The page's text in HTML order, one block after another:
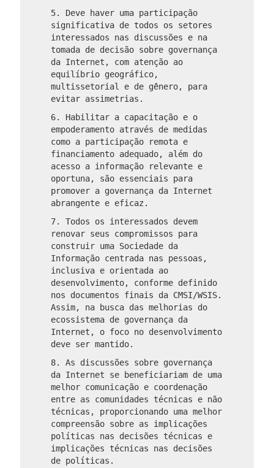
5. Deve haver uma participação
significativa de todos os setores
interessados ​​nas discussões e na
tomada de decisão sobre governança
da Internet, com atenção ao
equilíbrio geográfico,
multissetorial e de gênero, para
evitar assimetrias.
6. Habilitar a capacitação e o
empoderamento através de medidas
como a participação remota e
financiamento adequado, além do
acesso a informação relevante e
oportuna, são essenciais para
promover a governança da Internet
abrangente e eficaz.
7. Todos os interessados ​​devem
renovar seus compromissos para
construir uma Sociedade da
Informação centrada nas pessoas,
inclusiva e orientada ao
desenvolvimento, conforme definido
nos documentos finais da CMSI/WSIS.
Assim, na busca das melhorias do
ecossistema de governança da
Internet, o foco no desenvolvimento
deve ser mantido.
8. As discussões sobre governança
da Internet se beneficiariam de uma
melhor comunicação e coordenação
entre as comunidades técnicas e não
técnicas, proporcionando uma melhor
compreensão sobre as implicações
políticas nas decisões técnicas e
implicações técnicas nas decisões
de políticas.